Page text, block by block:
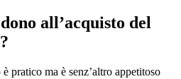
all’acquisto del
pratico ma è senz’altro appetitoso